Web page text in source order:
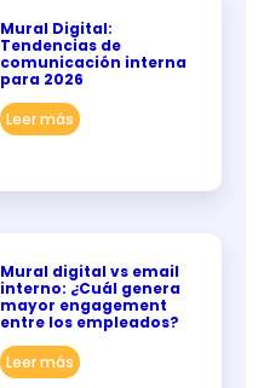
Mural Digital:
Tendencias de
comunicación interna
para 2026
Leer más
Mural digital vs email
interno: ¿Cuál genera
mayor engagement
entre los empleados?
Leer más